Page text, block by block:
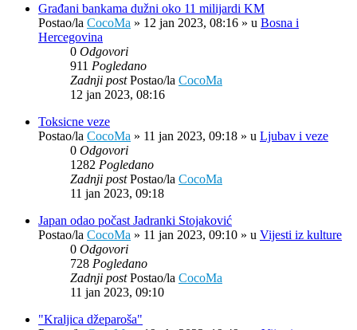
Građani bankama dužni oko 11 milijardi KM
Postao/la CocoMa » 12 jan 2023, 08:16 » u Bosna i
Hercegovina
0 Odgovori
911 Pogledano
Zadnji postPostao/la CocoMa
12 jan 2023, 08:16
Toksicne veze
Postao/la CocoMa » 11 jan 2023, 09:18 » u Ljubav i veze
0 Odgovori
1282 Pogledano
Zadnji postPostao/la CocoMa
11 jan 2023, 09:18
Japan odao počast Jadranki Stojaković
Postao/la CocoMa » 11 jan 2023, 09:10 » u Vijesti iz kulture
0 Odgovori
728 Pogledano
Zadnji postPostao/la CocoMa
11 jan 2023, 09:10
"Kraljica džeparoša"